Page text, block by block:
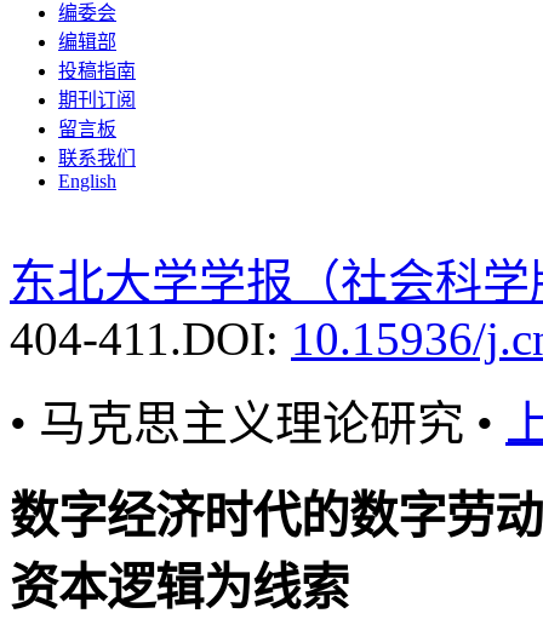
编委会
编辑部
投稿指南
期刊订阅
留言板
联系我们
English
东北大学学报（社会科学
404-411.DOI: 10.15936/
• 马克思主义理论研究 •
数字经济时代的数字劳
资本逻辑为线索